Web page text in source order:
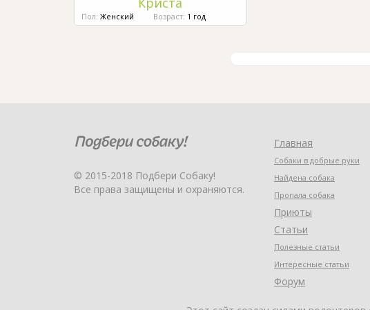
Пол: Женский Возраст: 1 год
© 2015-2018 Подбери Собаку!
Все права защищены и охраняются.
Главная
Собаки в добрые руки
Найдена собака
Пропала собака
Приюты
Статьи
Полезные статьи
Интересные статьи
Форум